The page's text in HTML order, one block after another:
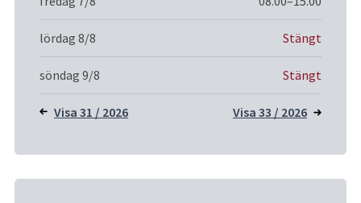
lördag 8/8 Stängt
söndag 9/8 Stängt
Visa 31 / 2026 Visa 33 / 2026